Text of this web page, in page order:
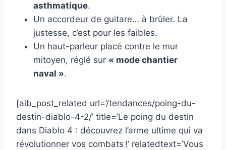
asthmatique.
Un accordeur de guitare… à brûler. La
justesse, c’est pour les faibles.
Un haut-parleur placé contre le mur
mitoyen, réglé sur « mode chantier
naval ».
[aib_post_related url=’/tendances/poing-du-
destin-diablo-4-2/’ title=’Le poing du destin
dans Diablo 4 : découvrez l’arme ultime qui va
révolutionner vos combats !’ relatedtext=’Vous